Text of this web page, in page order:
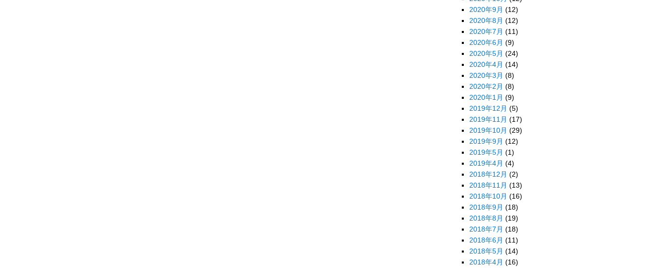
2020年9月 (12)
2020年8月 (12)
2020年7月 (11)
2020年6月 (9)
2020年5月 (24)
2020年4月 (14)
2020年3月 (8)
2020年2月 (8)
2020年1月 (9)
2019年12月 (5)
2019年11月 (17)
2019年10月 (29)
2019年9月 (12)
2019年5月 (1)
2019年4月 (4)
2018年12月 (2)
2018年11月 (13)
2018年10月 (16)
2018年9月 (18)
2018年8月 (19)
2018年7月 (18)
2018年6月 (11)
2018年5月 (14)
2018年4月 (16)